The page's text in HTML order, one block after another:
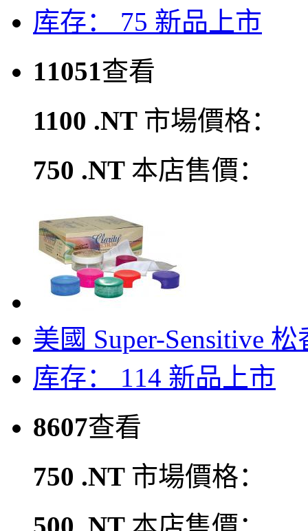
库存： 75 新品上市
11051查看
1100 .NT 市場價格：
750 .NT 本店售價：
美國 Super-Sensitive
库存： 114 新品上市
8607查看
750 .NT 市場價格：